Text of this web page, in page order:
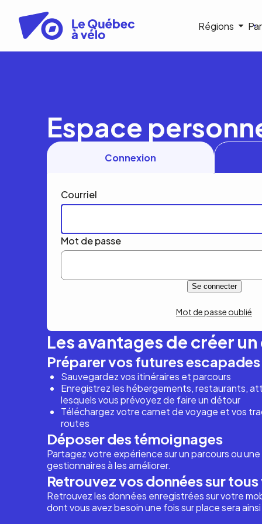
contenu
principal
Régions
Espace
Connexion
Courriel
Mot de passe
Mot de passe oublié
Les avantages de créer
Préparer vos futures escapades
Sauvegardez vos itinéraires et parcours
Enregistrez les hébergements, restaurants,
lesquels vous prévoyez de faire un détour
Téléchargez votre carnet de voyage et vos
routes
Déposer des témoignages
Partagez votre expérience sur un parcours ou
gestionnaires à les améliorer.
Retrouvez vos données sur
Retrouvez les données enregistrées sur votre
dont vous avez besoin une fois sur place sera